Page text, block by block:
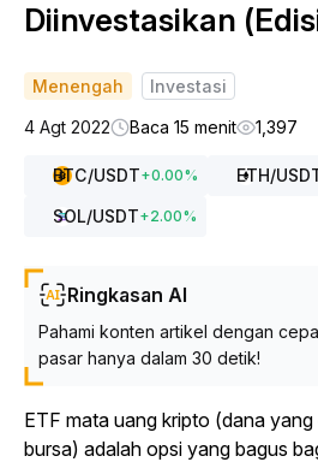
Diinvestasikan
Menengah
Investasi
4 Agt 2022
Baca 15 menit 1,397
BTC/USDT+0.00% ETH/
SOL/USDT+2.00%
Ringkasan AI
Pahami konten artikel dengan
pasar hanya dalam 30 detik!
ETF mata uang kripto (dana
bursa) adalah opsi yang bagus